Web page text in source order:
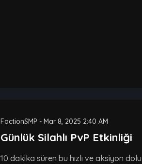
FactionSMP - Mar 8, 2025 2:40 AM
Günlük Silahlı PvP Etkinliği
10 dakika süren bu hızlı ve aksiyon